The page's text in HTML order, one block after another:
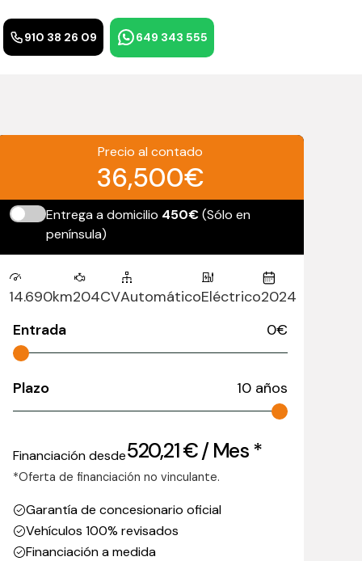
910 38 26 09 649 343 555
Precio al contado
36,500€
Entrega a domicilio 450€(Sólo en
península)
14.690km204CVAutomáticoEléctrico2024
Entrada
0€
Plazo 10 años
Financiación desde520,21€/ Mes *
*Oferta de financiación no vinculante.
Garantía de concesionario oficial
Vehículos 100% revisados
Financiación a medida